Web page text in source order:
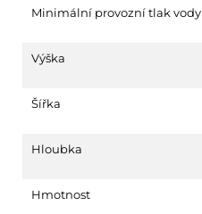
Minimální provozní tlak vody
Výška
Šířka
Hloubka
Hmotnost